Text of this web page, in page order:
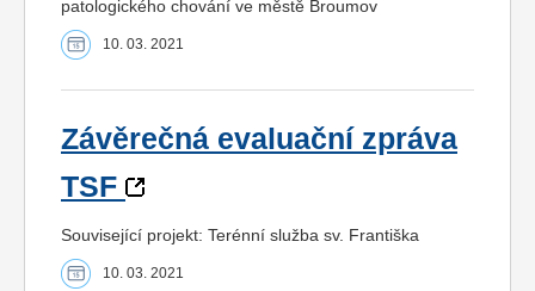
patologického chování ve městě Broumov
10. 03. 2021
Závěrečná evaluační zpráva
TSF
Související projekt: Terénní služba sv. Františka
10. 03. 2021